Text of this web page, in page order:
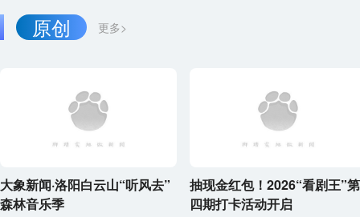
更多>
原创
大象新闻·洛阳白云山“听风去”
森林音乐季
抽现金红包！2026“看剧王”第
四期打卡活动开启